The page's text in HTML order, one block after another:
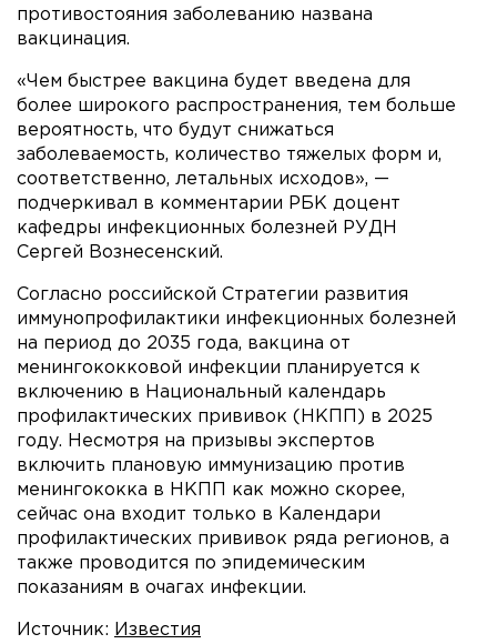
противостояния заболеванию названа
вакцинация.
«Чем быстрее вакцина будет введена для
более широкого распространения, тем больше
вероятность, что будут снижаться
заболеваемость, количество тяжелых форм и,
соответственно, летальных исходов», —
подчеркивал в комментарии РБК доцент
кафедры инфекционных болезней РУДН
Сергей Вознесенский.
Согласно российской Стратегии развития
иммунопрофилактики инфекционных болезней
на период до 2035 года, вакцина от
менингококковой инфекции планируется к
включению в Национальный календарь
профилактических прививок (НКПП) в 2025
году. Несмотря на призывы экспертов
включить плановую иммунизацию против
менингококка в НКПП как можно скорее,
сейчас она входит только в Календари
профилактических прививок ряда регионов, а
также проводится по эпидемическим
показаниям в очагах инфекции.
Источник: Известия